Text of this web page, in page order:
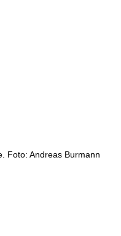
Foto: Andreas Burmann